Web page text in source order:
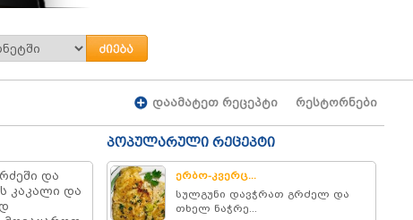
დაამატეთ რეცეპტი რესტორნები
და
კაკალი და
პოპულარული რეცეპტი
ერბო-კვერც...
სულგუნი დავჭრათ გრძელ და
თხელ ნაჭრე...